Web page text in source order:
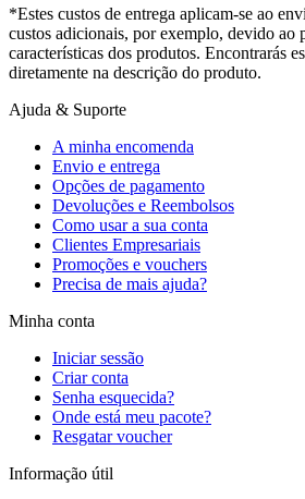
*Estes custos de entrega aplicam-se ao
custos adicionais, por exemplo, devido ao
características dos produtos. Encontrarás
diretamente na descrição do produto.
Ajuda & Suporte
A minha encomenda
Envio e entrega
Opções de pagamento
Devoluções e Reembolsos
Como usar a sua conta
Clientes Empresariais
Promoções e vouchers
Precisa de mais ajuda?
Minha conta
Iniciar sessão
Criar conta
Senha esquecida?
Onde está meu pacote?
Resgatar voucher
Informação útil